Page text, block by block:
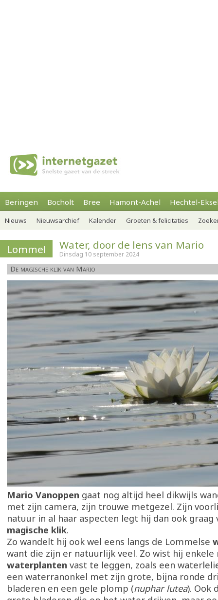
Beringen Bocholt Bree Hamont-Achel Hechtel-
Nieuws Nieuwsarchief Kalender Groeten & felicitaties
Lommel Water, door de lens van Mario
Dinsdag 10 september 2024
De magische klik van Mario
Mario Vanoppen gaat nog altijd heel dikwijls
met zijn camera, zijn trouwe metgezel. Zijn
natuur in al haar aspecten legt hij dan ook graag
magische klik.
Zo wandelt hij ook wel eens langs de Lommelse
want die zijn er natuurlijk veel. Zo wist hij enkele
waterplanten vast te leggen, zoals een
een waterranonkel met zijn grote, bijna ronde
bladeren en een gele plomp (nuphar lutea). Ook